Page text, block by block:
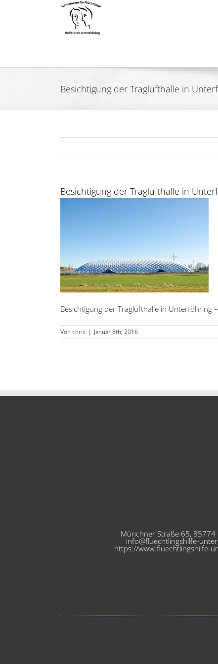
Besichtigung der Traglufthalle in
Besichtigung der Traglufthalle in
Besichtigung der Traglufthalle in Unterföhring
Von chris | Januar 8th, 2016
Münchner Straße 65,
info@fluechtlingshilfe-
https://www.fluechtlingshilfe-